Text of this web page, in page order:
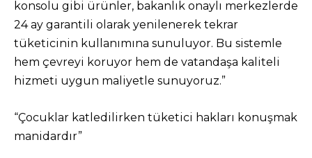
konsolu gibi ürünler, bakanlık onaylı merkezlerde
24 ay garantili olarak yenilenerek tekrar
tüketicinin kullanımına sunuluyor. Bu sistemle
hem çevreyi koruyor hem de vatandaşa kaliteli
hizmeti uygun maliyetle sunuyoruz.”
“Çocuklar katledilirken tüketici hakları konuşmak
manidardır”